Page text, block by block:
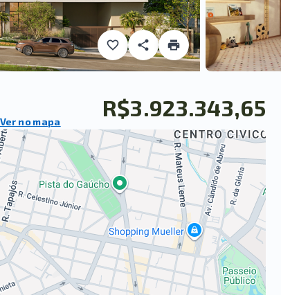
Ver no mapa
R$3.923.343,65